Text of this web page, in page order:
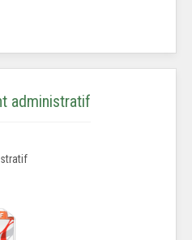
administratif